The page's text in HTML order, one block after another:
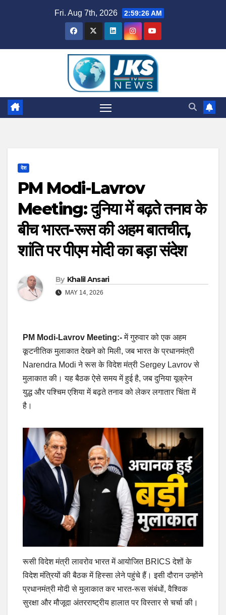
Fri. Aug 7th, 2026 2:59:27 AM
देश
PM Modi-Lavrov
Meeting: दुनिया में बढ़ते तनाव के
बीच भारत-रूस की अहम बातचीत,
शांति पर पीएम मोदी का बड़ा संदेश
By Khalil Ansari
MAY 14, 2026
PM Modi-Lavrov Meeting:-में गुरुवार को एक अहम
कूटनीतिक मुलाकात देखने को मिली, जब भारत के प्रधानमंत्री
Narendra Modi ने रूस के विदेश मंत्री Sergey Lavrov से
मुलाकात की। यह बैठक ऐसे समय में हुई है, जब दुनिया यूक्रेन
युद्ध और पश्चिम एशिया में बढ़ते तनाव को लेकर लगातार चिंता में
है।
रूसी विदेश मंत्री लावरोव भारत में आयोजित BRICS देशों के
विदेश मंत्रियों की बैठक में हिस्सा लेने पहुंचे हैं। इसी दौरान उन्होंने
प्रधानमंत्री मोदी से मुलाकात कर भारत-रूस संबंधों, वैश्विक
सुरक्षा और मौजूदा अंतरराष्ट्रीय हालात पर विस्तार से चर्चा की।